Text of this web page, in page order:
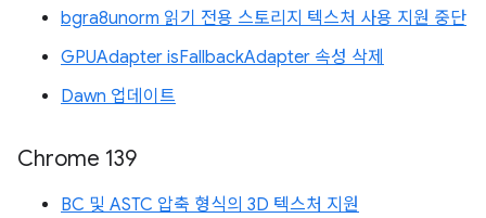
bgra8unorm 읽기 전용 스토리지 텍스처 사용 지원 중단
GPUAdapter isFallbackAdapter 속성 삭제
Dawn 업데이트
Chrome 139
BC 및 ASTC 압축 형식의 3D 텍스처 지원